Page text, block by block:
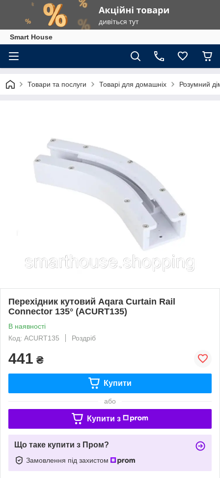
Smart House
Товари та послуги Товарі для домашніх Розумний
Перехідник кутовий Aqara Curtain Rail
Connector 135° (ACURT135)
В наявності
Код: ACURT135
Роздріб
441 ₴
Купити
або
Купити з
Що таке купити з Пром?
Замовлення під захистом